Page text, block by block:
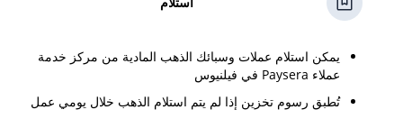
يمكن استلام عملات وسبائك الذهب المادية من مركز خدمة
عملاء Paysera في فيلنيوس
تُطبق رسوم تخزين إذا لم يتم استلام الذهب خلال يومي عمل